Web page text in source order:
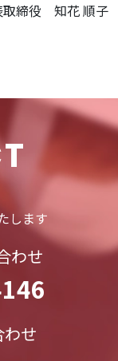
取締役 知花 順子
します
わせ
せ